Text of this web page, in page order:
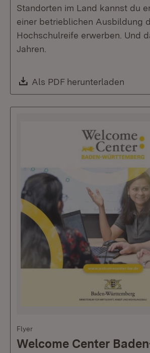
Standorten im Land kannst du
einer betrieblichen Ausbildung
Hochschulreife erwerben. Und
Jahren.
Download:
Als PDF herunterladen
Flyer
Welcome Center